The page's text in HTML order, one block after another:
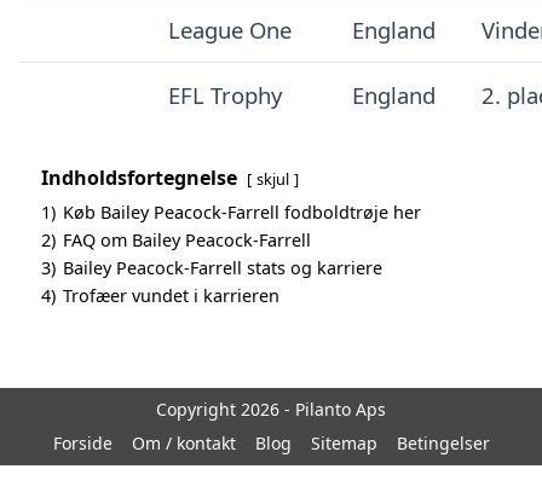
League One England
EFL Trophy England 2.
Indholdsfortegnelse skjul
1) Køb Bailey Peacock-Farrell fodboldtrøje her
2) FAQ om Bailey Peacock-Farrell
3) Bailey Peacock-Farrell stats og karriere
4) Trofæer vundet i karrieren
Copyright 2026 - Pilanto Aps
Forside
Om / kontakt Blog Sitemap Betingelser